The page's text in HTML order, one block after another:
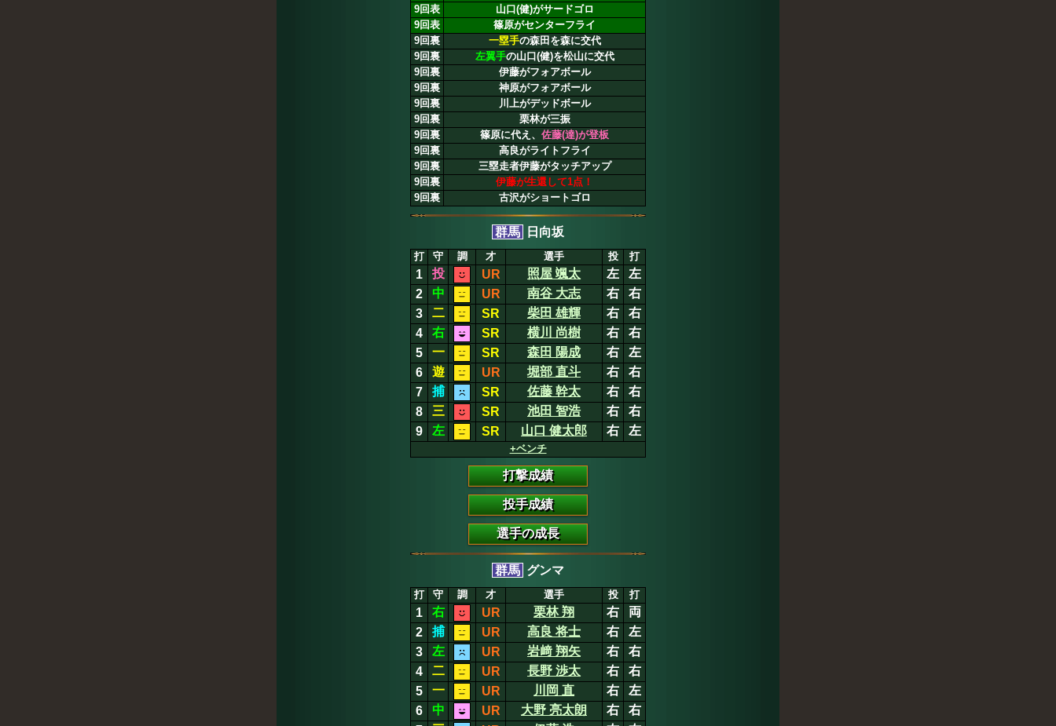
9回表
山口(健)がサードゴロ
9回表
篠原がセンターフライ
9回裏
一塁手の森田を森に交代
9回裏
左翼手の山口(健)を松山に交代
9回裏
伊藤がフォアボール
9回裏
神原がフォアボール
9回裏
川上がデッドボール
9回裏
栗林が三振
9回裏
篠原に代え、 佐藤(達)が登板
9回裏
高良がライトフライ
9回裏
三塁走者伊藤がタッチアップ
9回裏
伊藤が生還して1点！
9回裏
古沢がショートゴロ
群馬 日向坂
打 守 調 才 選手 投 打
1 投 UR 照屋 颯太 左
左
2
中 UR 南谷 大志 右
右
3
二 SR 柴田 雄輝 右
右
4
右 SR 横川 尚樹 右
右
5
一 SR 森田 陽成 右
左
6
遊 UR 堀部 直斗 右
右
7
捕 SR 佐藤 幹太 右
右
8
三 SR 池田 智浩 右
右
9
左 SR 山口 健太郎 右 左
+ベンチ
打撃成績
投手成績
選手の成長
群馬 グンマ
打 守 調 才 選手 投 打
1 右 UR 栗林 翔 右
両
2
捕 UR 高良 将士 右
左
3
左 UR 岩﨑 翔矢 右
右
4
二 UR 長野 渉太 右
右
5
一 UR 川岡 直 右
左
6
中 UR 大野 亮太朗 右
右